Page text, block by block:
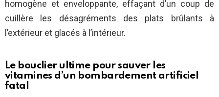
homogène et enveloppante, effaçant d’un coup de
cuillère les désagréments des plats brûlants à
l’extérieur et glacés à l’intérieur.
Le bouclier ultime pour sauver les
vitamines d’un bombardement artificiel
fatal